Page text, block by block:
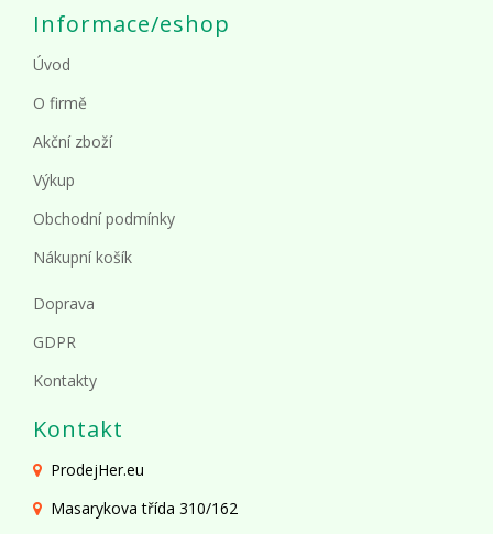
Informace/eshop
Úvod
O firmě
Akční zboží
Výkup
Obchodní podmínky
Nákupní košík
Doprava
GDPR
Kontakty
Kontakt
ProdejHer.eu
Masarykova třída 310/162